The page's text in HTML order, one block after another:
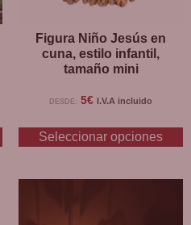
Figura Niño Jesús en
cuna, estilo infantil,
tamaño mini
DESDE: 5€ I.V.A incluido
Seleccionar opciones